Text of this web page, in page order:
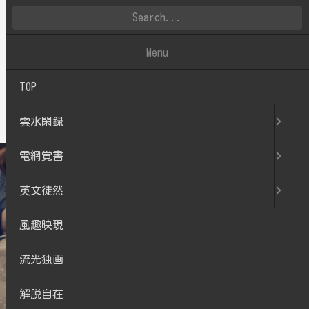
2022.04
Menu
TOP
雲水閑録
電網覚書
英文徒然
風趣映現
流光独画
解脱自在